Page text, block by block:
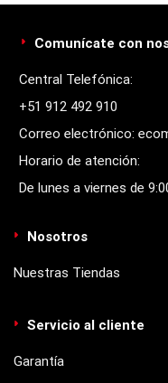
Comunícate con
Central Telefónica:
+51 912 492 910
Correo electrónico:
Horario de atención:
De lunes a viernes de
Nosotros
Nuestras Tiendas
Servicio al cliente
Garantía